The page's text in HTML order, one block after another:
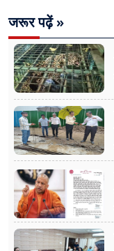
जरूर पढ़ें »